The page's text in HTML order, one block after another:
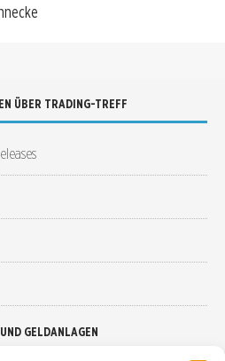
ÜBER TRADING-TREFF
GELDANLAGEN